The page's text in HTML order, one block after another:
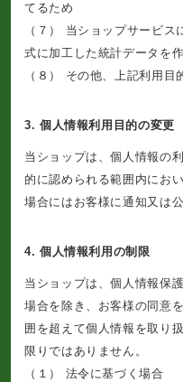
てるため
（７） 当ショップサービ
式に加工した統計データを
（８） その他、上記利用
3. 個人情報利用目的の変更
当ショップは、個人情報の
的に認められる範囲内にお
場合にはお客様に通知又は公
4. 個人情報利用の制限
当ショップは、個人情報保
場合を除き、お客様の同意
囲を超えて個人情報を取り
限りではありません。
（１） 法令に基づく場合